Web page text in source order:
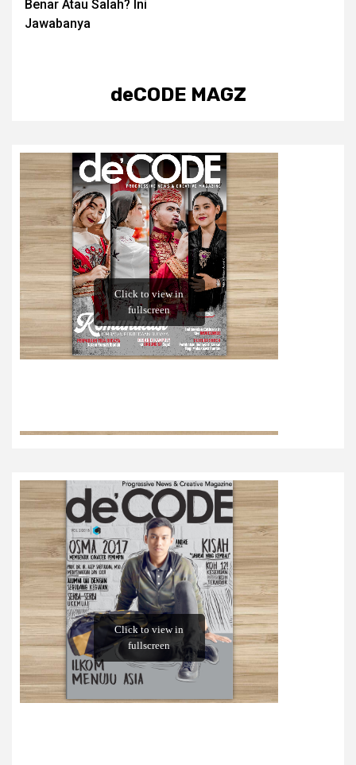
navigation
Benar Atau Salah? Ini
Jawabanya
deCODE MAGZ